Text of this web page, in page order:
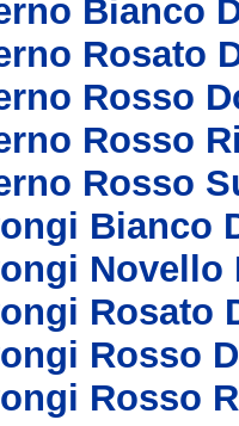
Bianco
Rosato
Rosso
Rosso
Rosso
Bianco
Novello
Rosato
Rosso
Rosso